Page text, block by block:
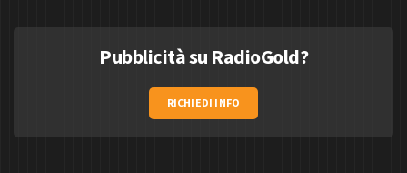
Pubblicità su RadioGold?
RICHIEDI INFO